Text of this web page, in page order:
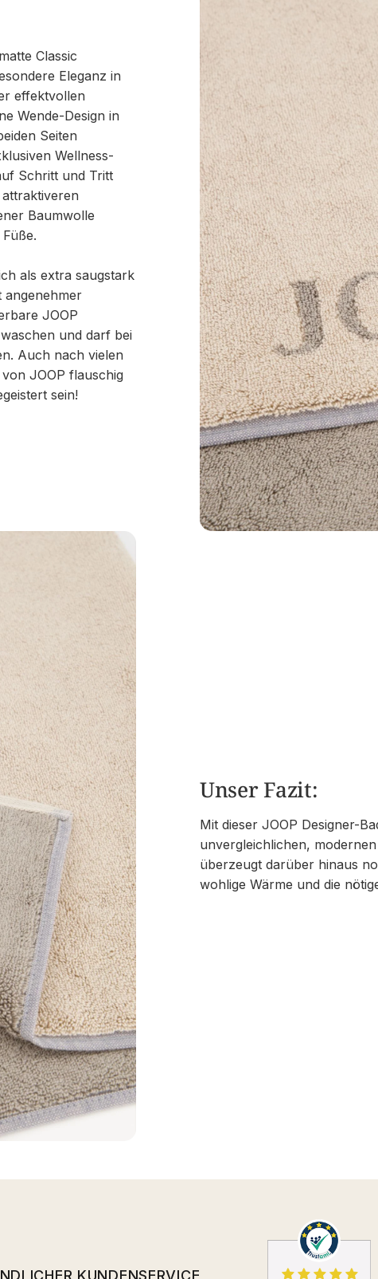
Classic
Eleganz in
effektvollen
Wende-Design in
Seiten
Wellness-
Schritt und Tritt
Baumwolle
als extra saugstark
angenehmer
JOOP
und darf bei
Auch nach vielen
JOOP flauschig
sein!
Unser Fazit:
Mit dieser JOOP Designer-
unvergleichlichen,
überzeugt darüber hinaus
wohlige Wärme und die
KUNDENSERVICE